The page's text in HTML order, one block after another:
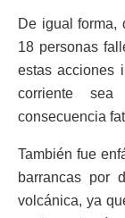
De igual forma,
18 personas
estas acciones
corriente
consecuencia
También fue
barrancas por
volcánica, ya